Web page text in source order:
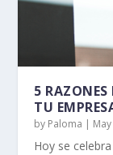
5
TU
by Paloma |
Hoy se